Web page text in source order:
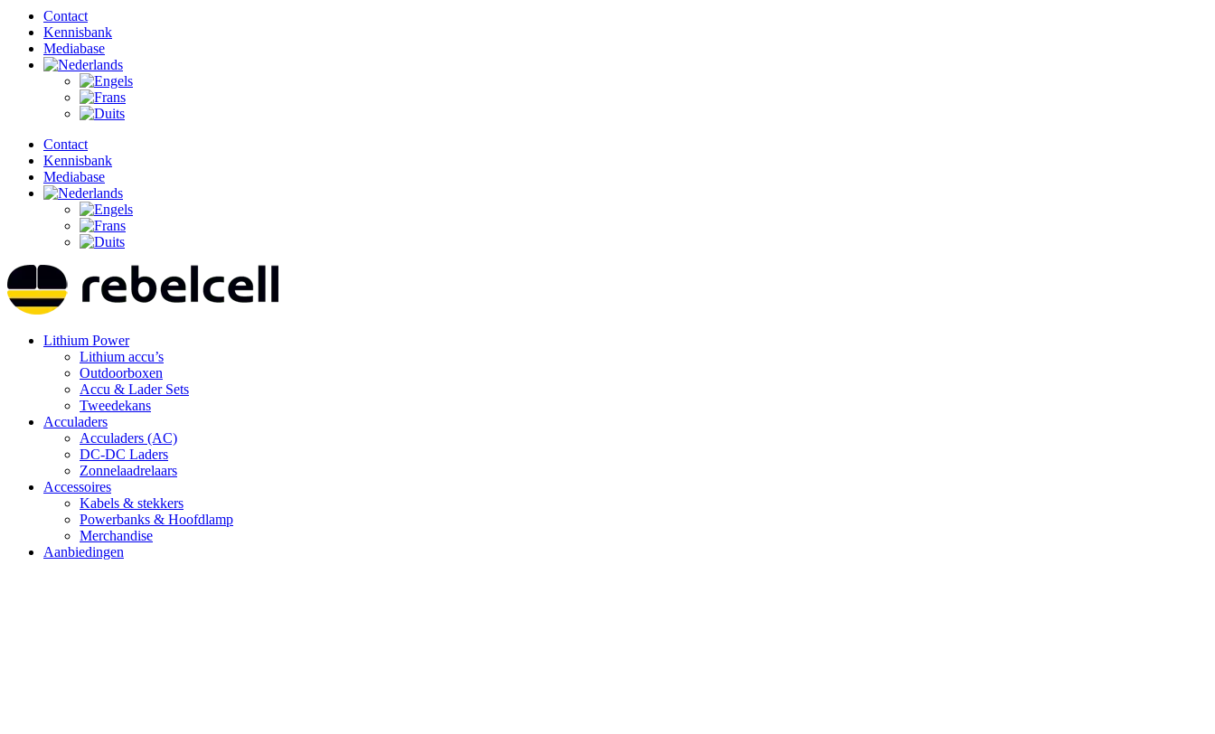
Contact
Kennisbank
Mediabase
Contact
Kennisbank
Mediabase
Lithium Power
Lithium accu’s
Outdoorboxen
Accu & Lader Sets
Tweedekans
Acculaders
Acculaders (AC)
DC-DC Laders
Zonnelaadrelaars
Accessoires
Kabels & stekkers
Powerbanks & Hoofdlamp
Merchandise
Aanbiedingen